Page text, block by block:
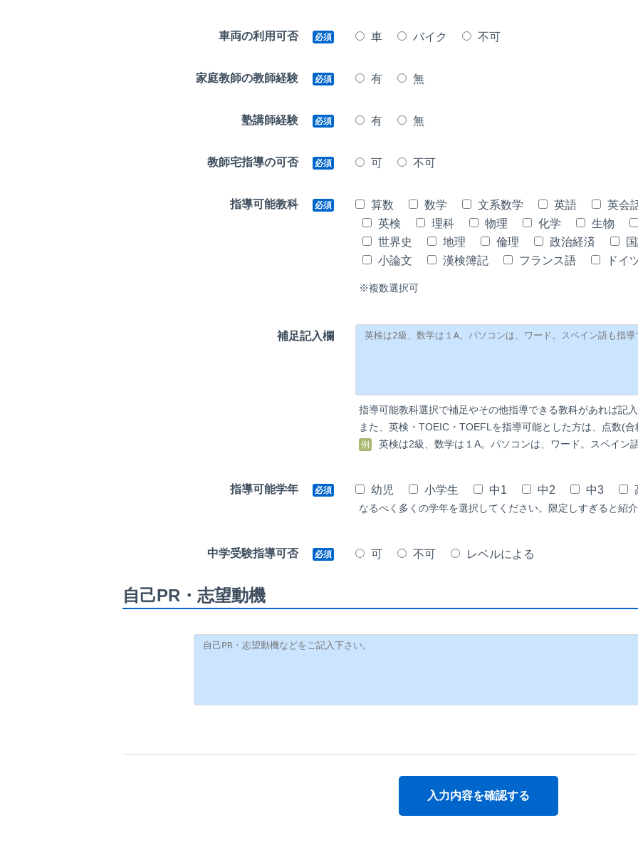
車両の利用可否 必須 車 バイク 不可
家庭教師の教師経験 必須 有 無
塾講師経験 必須 有 無
教師宅指導の可否 必須 可 不可
指導可能教科 必須 算数 数学 文系数学 英語
英会
英検
理科 物理 化学
生物
世界史
地理 倫理 政治経済
小論文
漢検簿記 フランス語 ドイ
※複数選択可
補足記入欄
指導可能教科選択で補足やその他指導できる教科があれば記
また、英検・TOEIC・TOEFLを指導可能とした方は、点数(
例 英検は2級、数学は１A。パソコンは、ワード。スペイン
指導可能学年 必須 幼児 小学生 中1 中2 中3
なるべく多くの学年を選択してください。限定しすぎると紹
中学受験指導可否 必須 可 不可 レベルによる
自己PR・志望動機